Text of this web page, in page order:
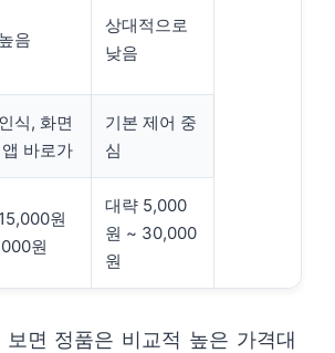
음
상대적으로
낮음
식, 화면
바로가
기본 제어 중
심
원
원
대략 5,000
원 ~ 30,000
원
보면 정품은 비교적 높은 가격대